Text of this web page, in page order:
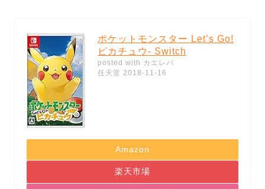
ポケットモンスター Let’s Go!
ピカチュウ- Switch
posted with カエレバ
任天堂 2018-11-16
Amazon
楽天市場